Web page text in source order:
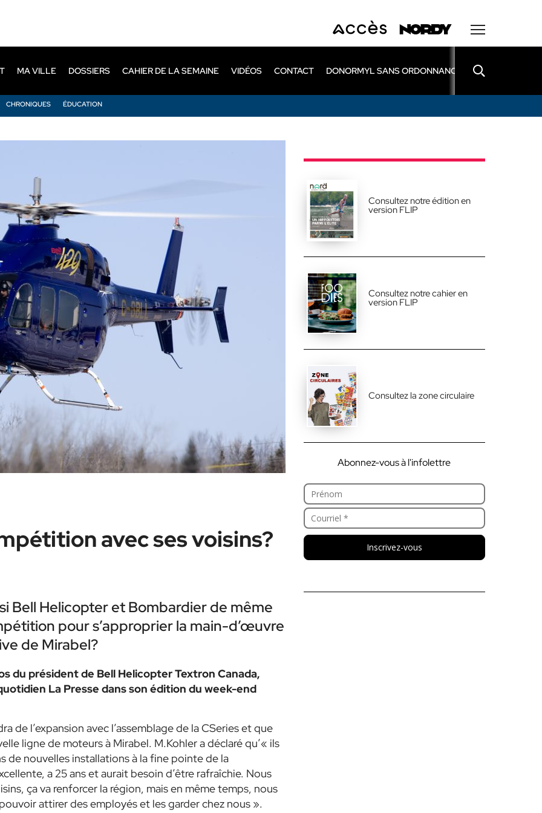
CHRONIQUES ÉDUCATION
MA VILLE DOSSIERS CAHIER DE LA SEMAINE VIDÉOS CONTACT DONORMYL SANS ORDONNANCE LEXOMIL SANS
avec ses voisins?
Bell Helicopter et Bombardier de même
pour s’approprier la main-d’œuvre
de Mirabel?
du président de Bell Helicopter Textron Canada,
La Presse dans son édition du week-end
de l’expansion avec l’assemblage de la CSeries et que
ligne de moteurs à Mirabel. M.Kohler a déclaré qu’« ils
nouvelles installations à la fine pointe de la
a 25 ans et aurait besoin d’être rafraîchie. Nous
ça va renforcer la région, mais en même temps, nous
attirer des employés et les garder chez nous ».
Consultez notre édition en
version FLIP
Consultez notre cahier en
version FLIP
Consultez la zone circulaire
Abonnez-vous à l'infolettre
Inscrivez-vous